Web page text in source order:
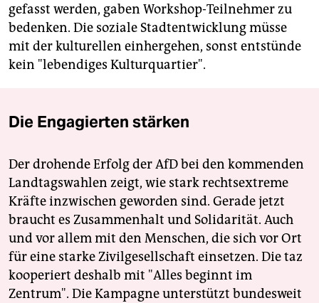
gefasst werden, gaben Workshop-Teilnehmer zu
bedenken. Die soziale Stadtentwicklung müsse
mit der kulturellen einhergehen, sonst entstünde
kein "lebendiges Kulturquartier".
Die Engagierten stärken
Der drohende Erfolg der AfD bei den kommenden
Landtagswahlen zeigt, wie stark rechtsextreme
Kräfte inzwischen geworden sind. Gerade jetzt
braucht es Zusammenhalt und Solidarität. Auch
und vor allem mit den Menschen, die sich vor Ort
für eine starke Zivilgesellschaft einsetzen. Die taz
kooperiert deshalb mit "Alles beginnt im
Zentrum". Die Kampagne unterstützt bundesweit